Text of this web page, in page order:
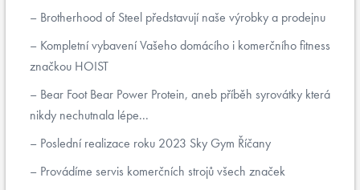
Brotherhood of Steel představují naše výrobky a prodejnu
Kompletní vybavení Vašeho domácího i komerčního fitness
značkou HOIST
Bear Foot Bear Power Protein, aneb příběh syrovátky která
nikdy nechutnala lépe...
Poslední realizace roku 2023 Sky Gym Říčany
Provádíme servis komerčních strojů všech značek